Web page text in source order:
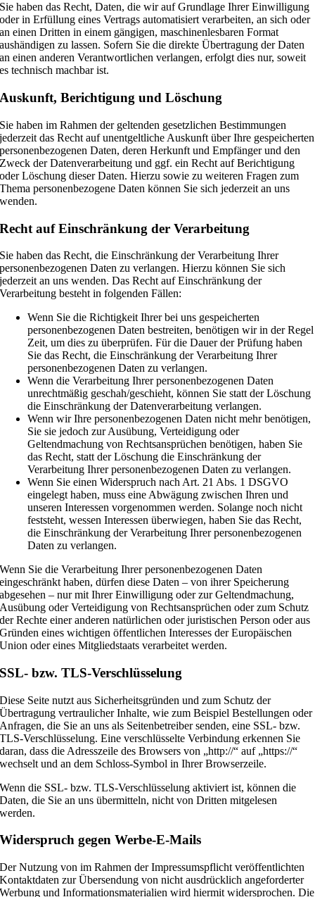
Sie haben das Recht, Daten, die wir auf Grundlage Ihrer Einwilligung
oder in Erfüllung eines Vertrags automatisiert verarbeiten, an sich oder
an einen Dritten in einem gängigen, maschinenlesbaren Format
aushändigen zu lassen. Sofern Sie die direkte Übertragung der Daten
an einen anderen Verantwortlichen verlangen, erfolgt dies nur, soweit
es technisch machbar ist.
Auskunft, Berichtigung und Löschung
Sie haben im Rahmen der geltenden gesetzlichen Bestimmungen
jederzeit das Recht auf unentgeltliche Auskunft über Ihre gespeicherten
personenbezogenen Daten, deren Herkunft und Empfänger und den
Zweck der Datenverarbeitung und ggf. ein Recht auf Berichtigung
oder Löschung dieser Daten. Hierzu sowie zu weiteren Fragen zum
Thema personenbezogene Daten können Sie sich jederzeit an uns
wenden.
Recht auf Einschränkung der Verarbeitung
Sie haben das Recht, die Einschränkung der Verarbeitung Ihrer
personenbezogenen Daten zu verlangen. Hierzu können Sie sich
jederzeit an uns wenden. Das Recht auf Einschränkung der
Verarbeitung besteht in folgenden Fällen:
Wenn Sie die Richtigkeit Ihrer bei uns gespeicherten
personenbezogenen Daten bestreiten, benötigen wir in der Regel
Zeit, um dies zu überprüfen. Für die Dauer der Prüfung haben
Sie das Recht, die Einschränkung der Verarbeitung Ihrer
personenbezogenen Daten zu verlangen.
Wenn die Verarbeitung Ihrer personenbezogenen Daten
unrechtmäßig geschah/geschieht, können Sie statt der Löschung
die Einschränkung der Datenverarbeitung verlangen.
Wenn wir Ihre personenbezogenen Daten nicht mehr benötigen,
Sie sie jedoch zur Ausübung, Verteidigung oder
Geltendmachung von Rechtsansprüchen benötigen, haben Sie
das Recht, statt der Löschung die Einschränkung der
Verarbeitung Ihrer personenbezogenen Daten zu verlangen.
Wenn Sie einen Widerspruch nach Art. 21 Abs. 1 DSGVO
eingelegt haben, muss eine Abwägung zwischen Ihren und
unseren Interessen vorgenommen werden. Solange noch nicht
feststeht, wessen Interessen überwiegen, haben Sie das Recht,
die Einschränkung der Verarbeitung Ihrer personenbezogenen
Daten zu verlangen.
Wenn Sie die Verarbeitung Ihrer personenbezogenen Daten
eingeschränkt haben, dürfen diese Daten – von ihrer Speicherung
abgesehen – nur mit Ihrer Einwilligung oder zur Geltendmachung,
Ausübung oder Verteidigung von Rechtsansprüchen oder zum Schutz
der Rechte einer anderen natürlichen oder juristischen Person oder aus
Gründen eines wichtigen öffentlichen Interesses der Europäischen
Union oder eines Mitgliedstaats verarbeitet werden.
SSL- bzw. TLS-Verschlüsselung
Diese Seite nutzt aus Sicherheitsgründen und zum Schutz der
Übertragung vertraulicher Inhalte, wie zum Beispiel Bestellungen oder
Anfragen, die Sie an uns als Seitenbetreiber senden, eine SSL- bzw.
TLS-Verschlüsselung. Eine verschlüsselte Verbindung erkennen Sie
daran, dass die Adresszeile des Browsers von „http://“ auf „https://“
wechselt und an dem Schloss-Symbol in Ihrer Browserzeile.
Wenn die SSL- bzw. TLS-Verschlüsselung aktiviert ist, können die
Daten, die Sie an uns übermitteln, nicht von Dritten mitgelesen
werden.
Widerspruch gegen Werbe-E-Mails
Der Nutzung von im Rahmen der Impressumspflicht veröffentlichten
Kontaktdaten zur Übersendung von nicht ausdrücklich angeforderter
Werbung und Informationsmaterialien wird hiermit widersprochen. Die